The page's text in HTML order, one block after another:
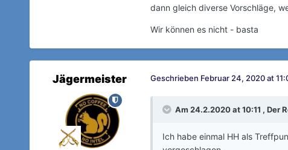
dann gleich diverse Vorschläge,
Wir können es nicht - basta
Jägermeister Geschrieben Februar 24, 2020 at
Am 24.2.2020 at 10:11 , Der
Ich habe einmal HH als